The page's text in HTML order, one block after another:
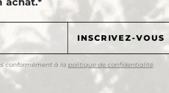
conformément à la politique de confidentialité.